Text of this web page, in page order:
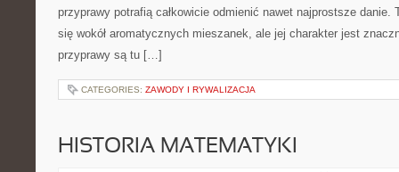
przyprawy potrafią całkowicie odmienić nawet najprostsze danie.
się wokół aromatycznych mieszanek, ale jej charakter jest
przyprawy są tu […]
CATEGORIES: ZAWODY I RYWALIZACJA
HISTORIA MATEMATYKI